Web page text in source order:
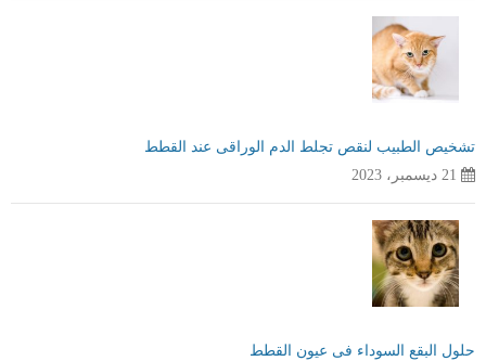
تشخيص الطبيب لنقص تجلط الدم الوراقى عند القطط
21 ديسمبر، 2023
حلول البقع السوداء فى عيون القطط